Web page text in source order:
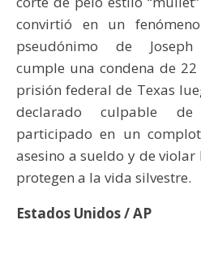
convirtió en un
pseudónimo de Joseph
cumple una condena de
prisión federal de Texas
declarado culpable
participado en un
asesino a sueldo y de
protegen a la vida silvestre.
Estados Unidos / AP